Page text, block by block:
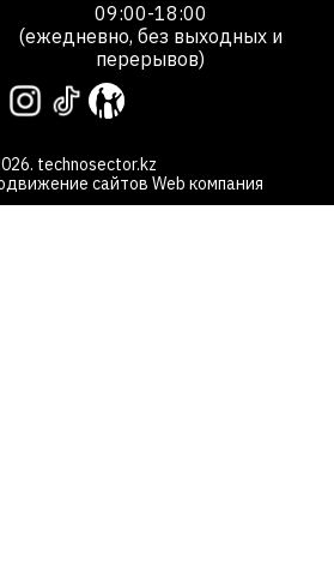
09:00-18:00
(ежедневно, без выходных и
перерывов)
technosector.kz
сайтов Web компания